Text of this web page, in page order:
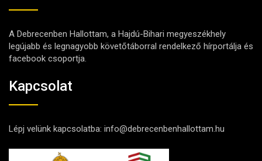
A Debrecenben Hallottam, a Hajdú-Bihari megyeszékhely
legújabb és legnagyobb követőtáborral rendelkező hírportálja és
facebook csoportja.
Kapcsolat
Lépj velünk kapcsolatba: info@debrecenbenhallottam.hu